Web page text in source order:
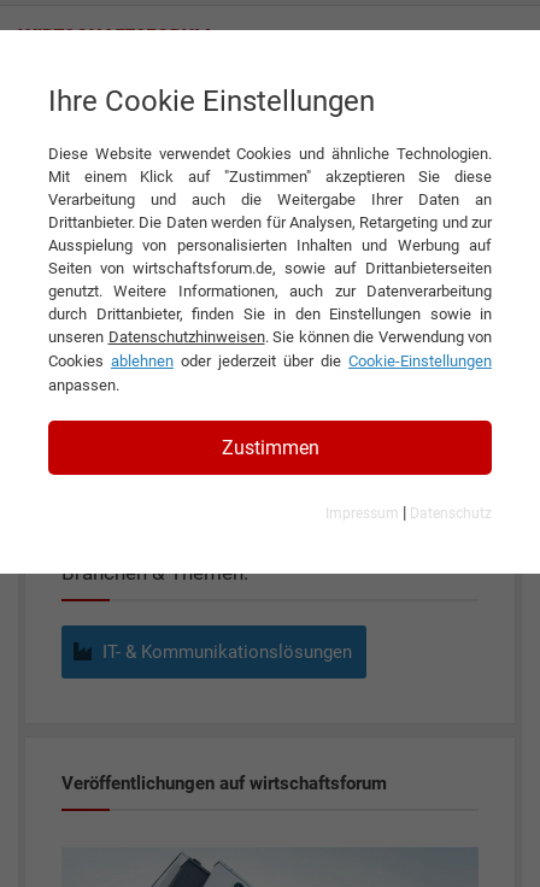
Schuster & Walther IT-Business GmbH
KONTAKT
Schuster & Walther IT-Business
GmbH
Branchen & Themen:
IT- & Kommunikationslösungen
Veröffentlichungen auf wirtschaftsforum
Ihre Cookie Einstellungen
Diese Website verwendet Cookies und ähnliche Technologien.
Mit einem Klick auf "Zustimmen" akzeptieren Sie diese
Verarbeitung und auch die Weitergabe Ihrer Daten an
Drittanbieter. Die Daten werden für Analysen, Retargeting und zur
Ausspielung von personalisierten Inhalten und Werbung auf
Seiten von wirtschaftsforum.de, sowie auf Drittanbieterseiten
genutzt. Weitere Informationen, auch zur Datenverarbeitung
durch Drittanbieter, finden Sie in den Einstellungen sowie in
unseren Datenschutzhinweisen. Sie können die Verwendung von
Cookies ablehnen oder jederzeit über die Cookie-Einstellungen
anpassen.
Zustimmen
Impressum | Datenschutz